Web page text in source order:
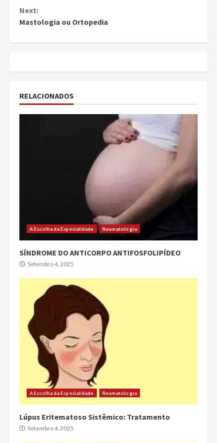
Next:
Mastologia ou Ortopedia
RELACIONADOS
A Escolha da Especialidade Reumatologia
SÍNDROME DO ANTICORPO ANTIFOSFOLIPÍDEO
Setembro 4, 2025
A Escolha da Especialidade Reumatologia
Lúpus Eritematoso Sistêmico: Tratamento
Setembro 4, 2025